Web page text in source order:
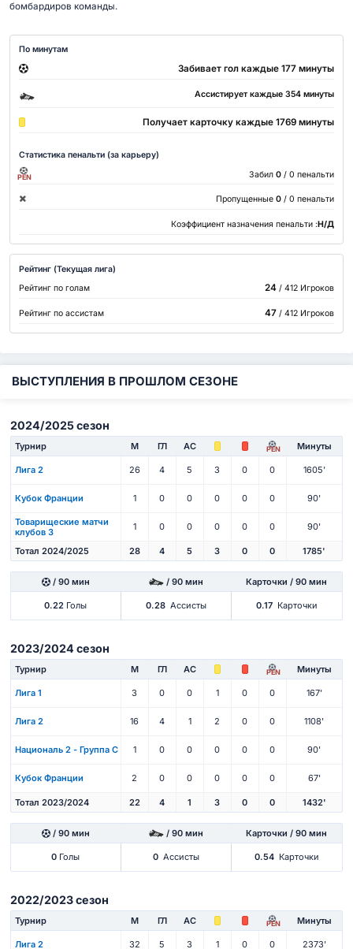
бомбардиров команды.
По минутам
Забивает гол каждые 177 минуты
Ассистирует каждые 354 минуты
Получает карточку каждые 1769 минуты
Статистика пенальти (за карьеру)
PEN Забил 0 / 0 пенальти
Пропущенные 0 / 0 пенальти
Коэффициент назначения пенальти :Н/Д
Рейтинг (Текущая лига)
Рейтинг по голам
24/ 412 Игроков
Рейтинг по ассистам 47/ 412 Игроков
ВЫСТУПЛЕНИЯ В ПРОШЛОМ СЕЗОНЕ
2024/2025 сезон
Турнир М ГЛ АС PEN Минуты
Лига 2 26 4 5 3 0 0 1605'
Кубок Франции 1 0 0 0 0 0 90'
Товарищеские матчи
клубов 3
1 0 0 0 0 0 90'
Тотал 2024/2025 28 4 5 3 0 0 1785'
/ 90 мин / 90 мин Карточки / 90 мин
0.22 Голы 0.28 Ассисты 0.17 Карточки
2023/2024 сезон
Турнир М ГЛ АС PEN Минуты
Лига 1 3 0 0 1 0 0 167'
Лига 2 16 4 1 2 0 0 1108'
Националь 2 - Группа C 1 0 0 0 0 0 90'
Кубок Франции 2 0 0 0 0 0 67'
Тотал 2023/2024 22 4 1 3 0 0 1432'
/ 90 мин / 90 мин Карточки / 90 мин
0 Голы 0 Ассисты 0.54 Карточки
2022/2023 сезон
Турнир М ГЛ АС PEN Минуты
Лига 2 32 5 3 1 0 0 2373'